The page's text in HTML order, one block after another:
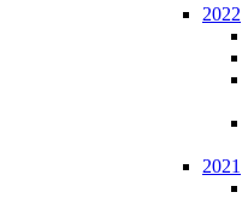
2022
2021